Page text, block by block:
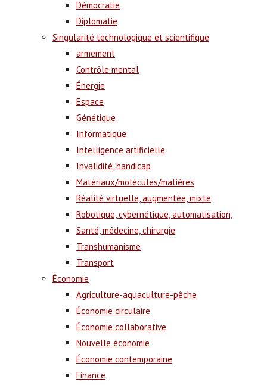
Démocratie
Diplomatie
Singularité technologique et scientifique
armement
Contrôle mental
Énergie
Espace
Génétique
Informatique
Intelligence artificielle
Invalidité, handicap
Matériaux/molécules/matières
Réalité virtuelle, augmentée, mixte
Robotique, cybernétique, automatisation,
Santé, médecine, chirurgie
Transhumanisme
Transport
Économie
Agriculture-aquaculture-pêche
Économie circulaire
Économie collaborative
Nouvelle économie
Économie contemporaine
Finance